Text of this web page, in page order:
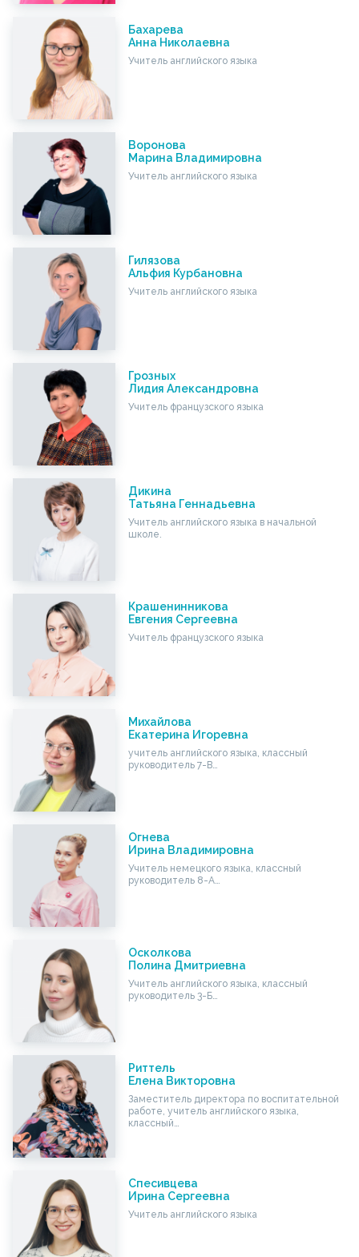
Бахарева
Анна Николаевна
Учитель английского языка
Воронова
Марина Владимировна
Учитель английского языка
Гилязова
Альфия Курбановна
Учитель английского языка
Грозных
Лидия Александровна
Учитель французского языка
Дикина
Татьяна Геннадьевна
Учитель английского языка в начальной
школе.
Крашенинникова
Евгения Сергеевна
Учитель французского языка
Михайлова
Екатерина Игоревна
учитель английского языка, классный
руководитель 7-В…
Огнева
Ирина Владимировна
Учитель немецкого языка, классный
руководитель 8-А…
Осколкова
Полина Дмитриевна
Учитель английского языка, классный
руководитель 3-Б…
Риттель
Елена Викторовна
Заместитель директора по воспитательной
работе, учитель английского языка,
классный…
Спесивцева
Ирина Сергеевна
Учитель английского языка